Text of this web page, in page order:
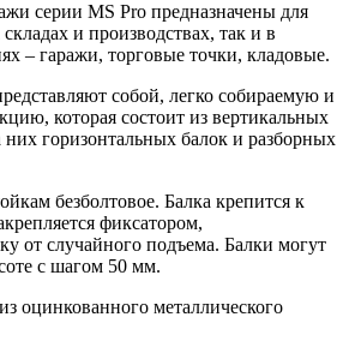
серии MS Pro предназначены для
и производствах, так и в
– гаражи, торговые точки, кладовые.
собой, легко собираемую и
которая состоит из вертикальных
горизонтальных балок и разборных
безболтовое. Балка крепится к
фиксатором,
от случайного подъема. Балки могут
с шагом 50 мм.
оцинкованного металлического